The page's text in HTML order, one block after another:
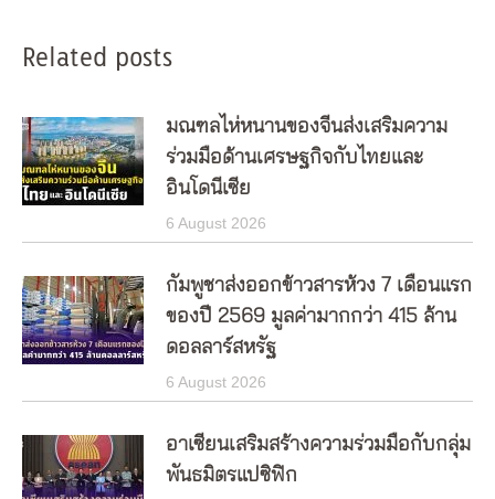
Related posts
มณฑลไห่หนานของจีนส่งเสริมความ
ร่วมมือด้านเศรษฐกิจกับไทยและ
อินโดนีเซีย
6 August 2026
กัมพูชาส่งออกข้าวสารห้วง 7 เดือนแรก
ของปี 2569 มูลค่ามากกว่า 415 ล้าน
ดอลลาร์สหรัฐ
6 August 2026
อาเซียนเสริมสร้างความร่วมมือกับกลุ่ม
พันธมิตรแปซิฟิก